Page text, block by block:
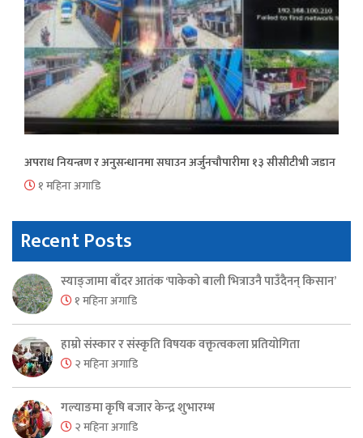
अपराध नियन्त्रण र अनुसन्धानमा सघाउन अर्जुनचौपारीमा १३ सीसीटीभी जडान
१ महिना अगाडि
Recent Posts
स्याङ्जामा बाँदर आतंक ‘पाकेको बाली भित्राउनै पाउँदैनन् किसान’
१ महिना अगाडि
हाम्रो संस्कार र संस्कृति विषयक वक्तृत्वकला प्रतियोगिता
२ महिना अगाडि
गल्याङमा कृषि बजार केन्द्र शुभारम्भ
२ महिना अगाडि